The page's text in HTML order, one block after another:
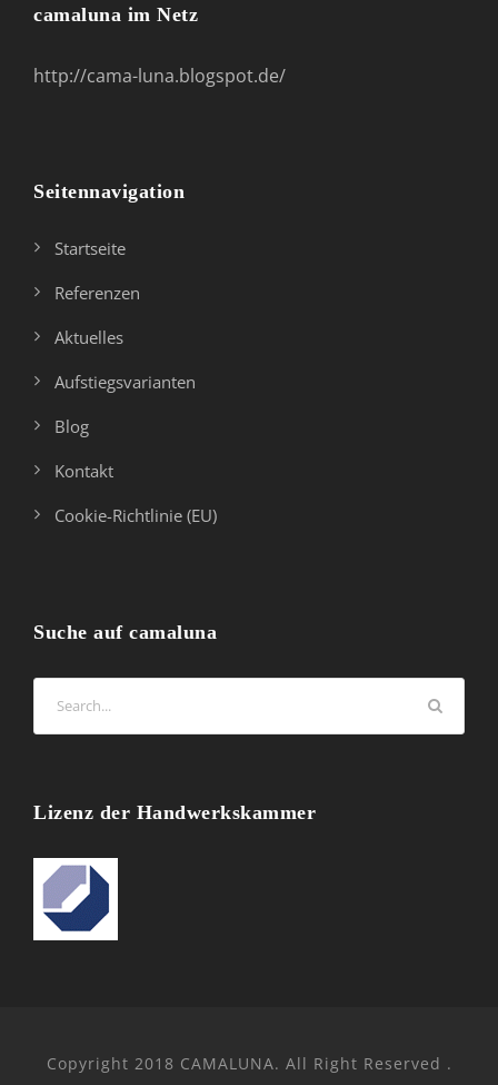
camaluna im Netz
http://cama-luna.blogspot.de/
Seitennavigation
Startseite
Referenzen
Aktuelles
Aufstiegsvarianten
Blog
Kontakt
Cookie-Richtlinie (EU)
Suche auf camaluna
Lizenz der Handwerkskammer
Copyright 2018 CAMALUNA. All Right Reserved .